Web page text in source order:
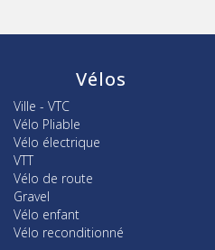
Vélos
Ville - VTC
Vélo Pliable
Vélo électrique
VTT
Vélo de route
Gravel
Vélo enfant
Vélo reconditionné